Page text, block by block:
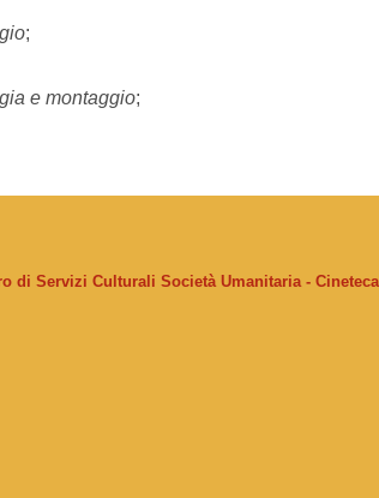
;
e montaggio;
di Servizi Culturali Società Umanitaria -